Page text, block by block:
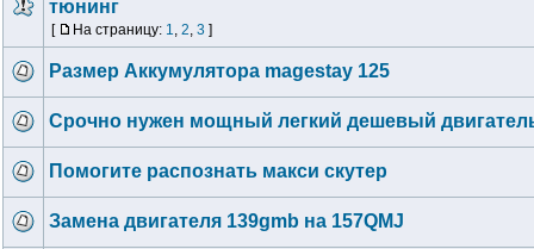
тюнинг
[ На страницу: 1, 2, 3 ]
Размер Аккумулятора magestay 125
Срочно нужен мощный легкий дешевый
Помогите распознать макси скутер
Замена двигателя 139gmb на 157QMJ